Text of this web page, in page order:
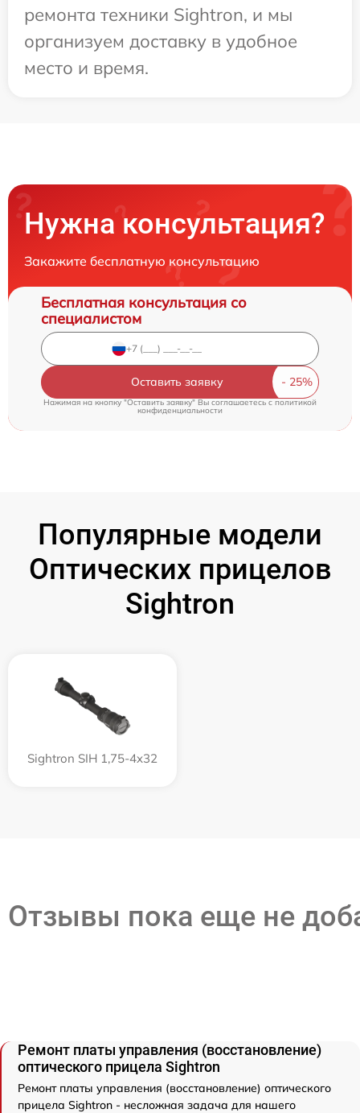
ремонта техники Sightron, и мы
организуем доставку в удобное
место и время.
Нужна консультация?
Закажите бесплатную консультацию
Бесплатная консультация со
специалистом
Оставить заявку
Нажимая на кнопку "Оставить заявку" Вы соглашаетесь cполитикой
конфиденциальности
Популярные модели
Оптических прицелов
Sightron
Sightron SIH 1,75-4x32
Отзывы пока еще не
Ремонт платы управления (восстановление)
оптического прицела Sightron
Ремонт платы управления (восстановление) оптического
прицела Sightron - несложная задача для нашего